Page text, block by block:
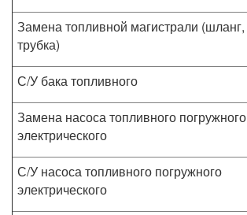
Замена топливной магистрали (шланг,
трубка)
С/У бака топливного
Замена насоса топливного погружного
электрического
С/У насоса топливного погружного
электрического